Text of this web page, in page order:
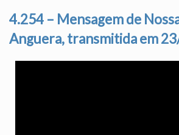
4.254 – Mensagem de
Anguera, transmitida em